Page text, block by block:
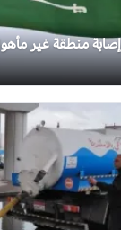
منطقة غير